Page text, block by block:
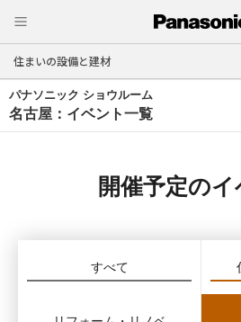
住まいの設備と建材
パナソニック ショウルーム
名古屋：イベント一覧
開催予定のイ
すべて